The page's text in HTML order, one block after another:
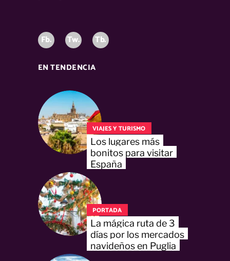
Fb. Tw. Tb.
EN TENDENCIA
VIAJES Y TURISMO
Los lugares más
bonitos para visitar
España
PORTADA
La mágica ruta de 3
días por los mercados
navideños en Puglia